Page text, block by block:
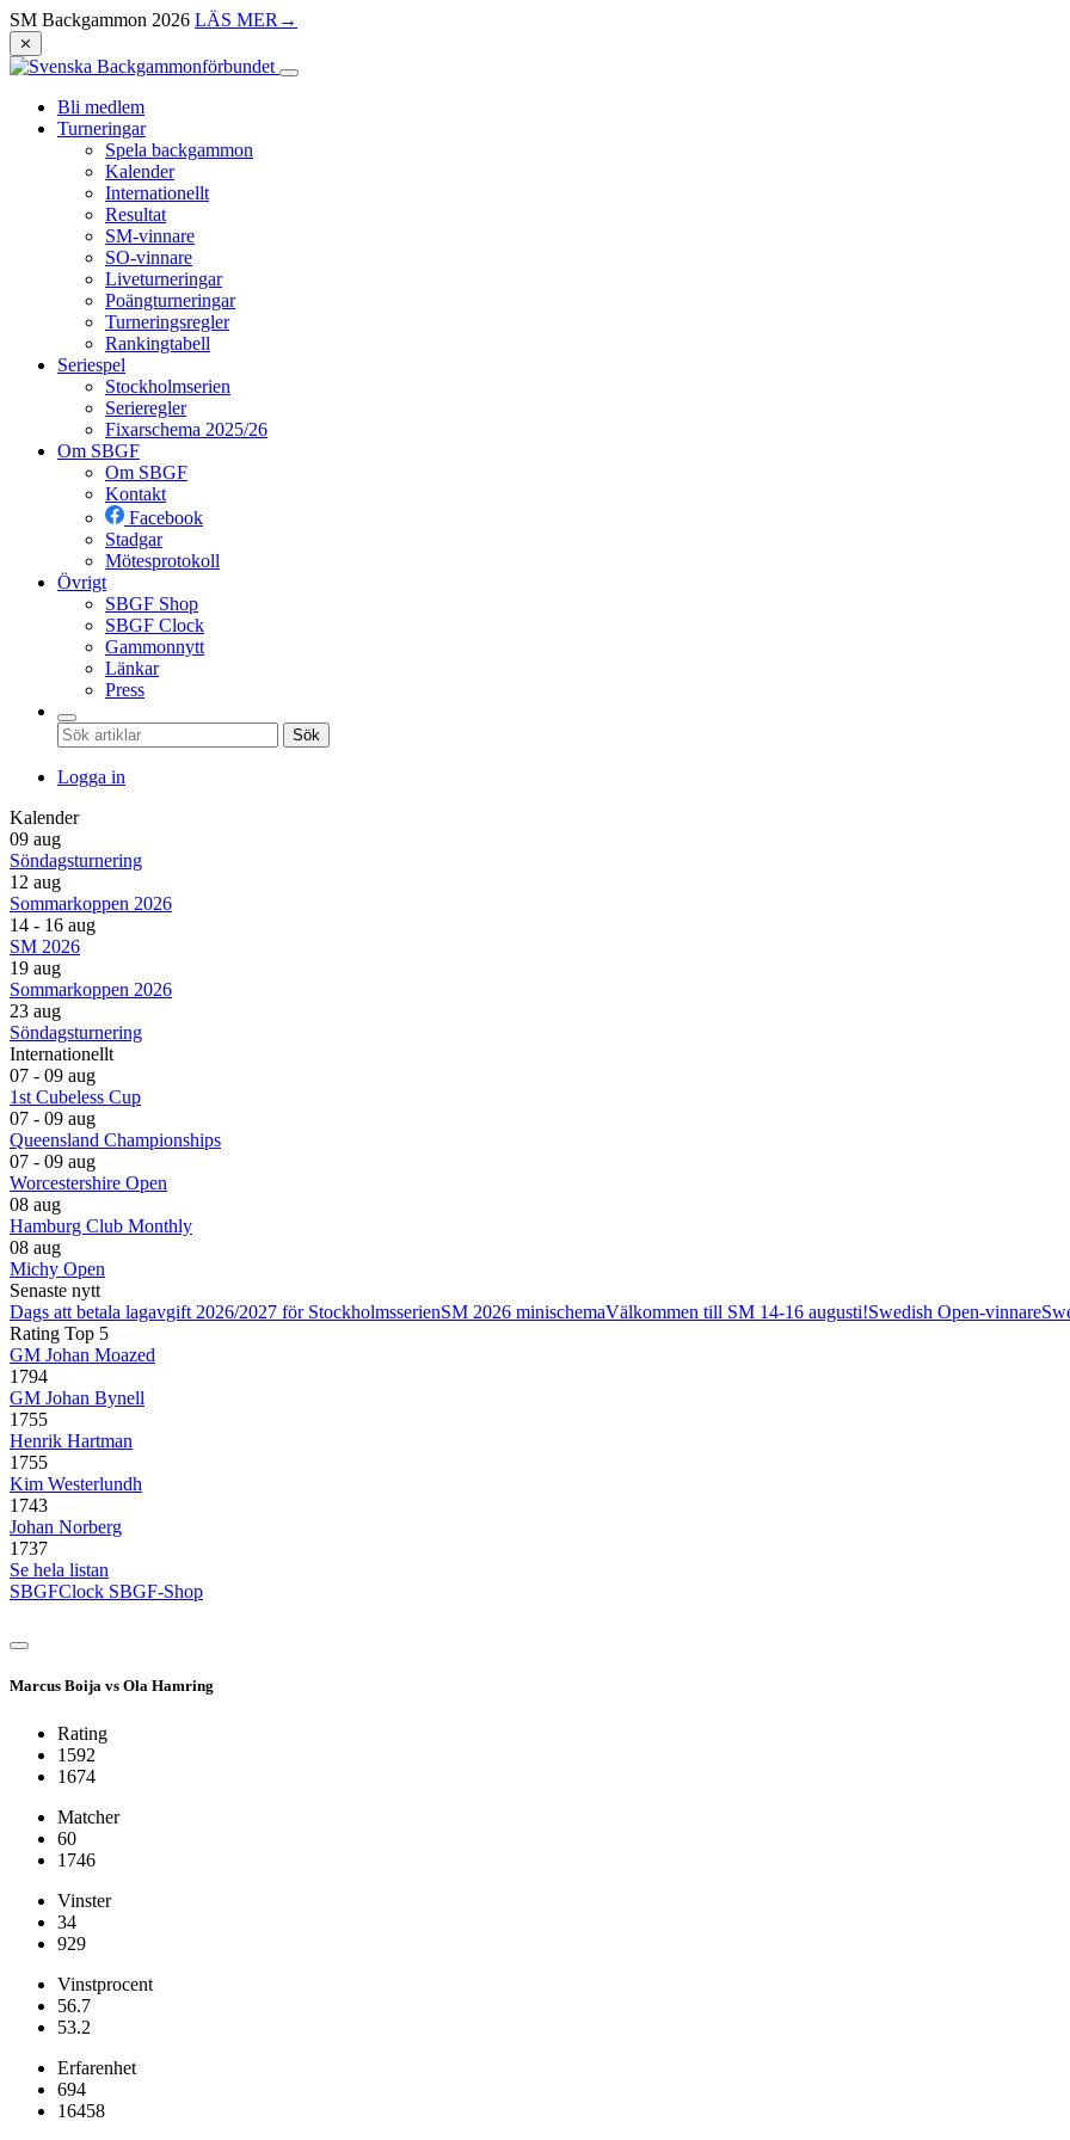
SM Backgammon 2026 LÄS MER →
⨯
Bli medlem
Turneringar
Spela backgammon
Kalender
Internationellt
Resultat
SM-vinnare
SO-vinnare
Liveturneringar
Poängturneringar
Turneringsregler
Rankingtabell
Seriespel
Stockholmserien
Serieregler
Fixarschema 2025/26
Om SBGF
Om SBGF
Kontakt
Facebook
Stadgar
Mötesprotokoll
Övrigt
SBGF Shop
SBGF Clock
Gammonnytt
Länkar
Press
Sök
Logga in
Kalender
09 aug
Söndagsturnering
12 aug
Sommarkoppen 2026
14 - 16 aug
SM 2026
19 aug
Sommarkoppen 2026
23 aug
Söndagsturnering
Internationellt
07 - 09 aug
1st Cubeless Cup
07 - 09 aug
Queensland Championships
07 - 09 aug
Worcestershire Open
08 aug
Hamburg Club Monthly
08 aug
Michy Open
Senaste nytt
Dags att betala lagavgift 2026/2027 för StockholmsserienSM 2026 minischemaVälkommen till SM 14-16 augusti!Swedish Open-vinnare
Rating Top 5
GM Johan Moazed
1794
GM Johan Bynell
1755
Henrik Hartman
1755
Kim Westerlundh
1743
Johan Norberg
1737
Se hela listan
SBGFClock SBGF-Shop
Marcus Boija vs Ola Hamring
Rating
1592
1674
Matcher
60
1746
Vinster
34
929
Vinstprocent
56.7
53.2
Erfarenhet
694
16458